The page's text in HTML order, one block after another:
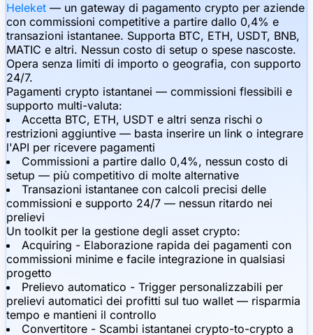
Heleket — un gateway di pagamento crypto per aziende
con commissioni competitive a partire dallo 0,4% e
transazioni istantanee. Supporta BTC, ETH, USDT, BNB,
MATIC e altri. Nessun costo di setup o spese nascoste.
Opera senza limiti di importo o geografia, con supporto
24/7.
Pagamenti crypto istantanei — commissioni flessibili e
supporto multi-valuta:
Accetta BTC, ETH, USDT e altri senza rischi o
restrizioni aggiuntive — basta inserire un link o integrare
l'API per ricevere pagamenti
Commissioni a partire dallo 0,4%, nessun costo di
setup — più competitivo di molte alternative
Transazioni istantanee con calcoli precisi delle
commissioni e supporto 24/7 — nessun ritardo nei
prelievi
Un toolkit per la gestione degli asset crypto:
Acquiring - Elaborazione rapida dei pagamenti con
commissioni minime e facile integrazione in qualsiasi
progetto
Prelievo automatico - Trigger personalizzabili per
prelievi automatici dei profitti sul tuo wallet — risparmia
tempo e mantieni il controllo
Convertitore - Scambi istantanei crypto-to-crypto a